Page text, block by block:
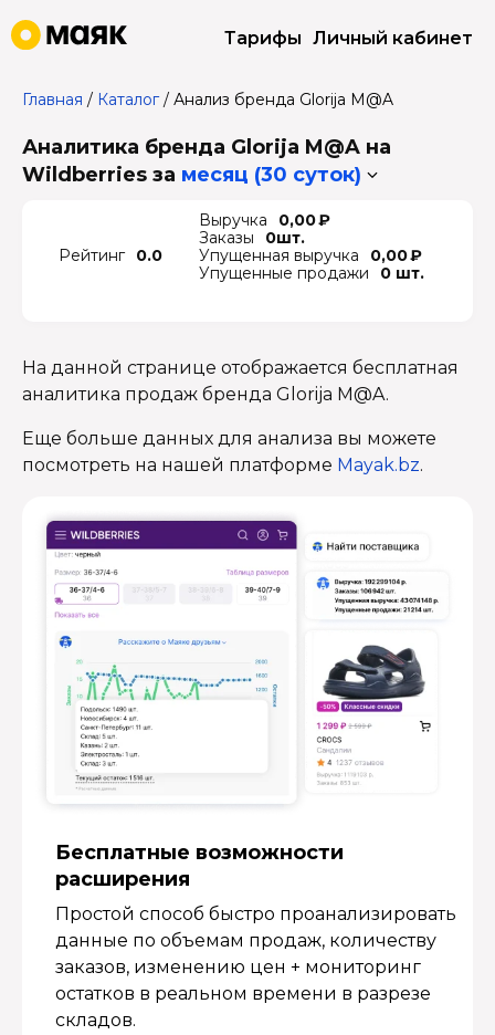
Тарифы Личный кабинет
Главная / Каталог/ Анализ бренда Glorija M@A
Аналитика бренда Glorija M@A на
Wildberries за месяц (30 суток)
Рейтинг 0.0
Выручка
0,00 ₽
Заказы
0шт.
Упущенная выручка
0,00 ₽
Упущенные продажи
0 шт.
На данной странице отображается бесплатная
аналитика продаж бренда Glorija M@A.
Еще больше данных для анализа вы можете
посмотреть на нашей платформе Mayak.bz.
Бесплатные возмож­ности
расширения
Простой способ быстро проанализировать
данные по объемам продаж, количеству
заказов, изменению цен + мониторинг
остатков в реальном времени в разрезе
складов.